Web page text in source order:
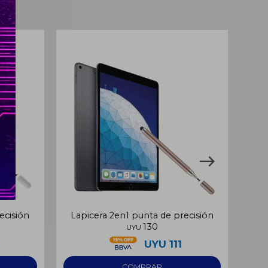
Lapicera 2en1 punta de precisión
UYU 130
UYU 111